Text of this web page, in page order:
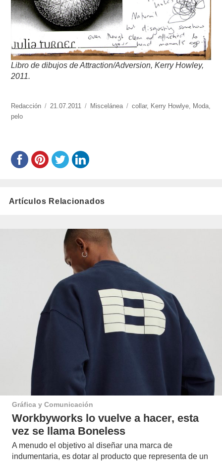
Libro de dibujos de Attraction/Adversion, Kerry Howley,
2011.
https://www.experimenta.es/author/redaccion/
Redacción
Publicado
21.07.2011 Categorías
Miscelánea Etiquetas
collar, Kerry Howlye Moda
pelo
Artículos Relacionados
Gráfica y Comunicación
Workbyworks lo vuelve a hacer, esta
vez se llama Boneless
A menudo el objetivo al diseñar una marca de
indumentaria, es dotar al producto que representa de un